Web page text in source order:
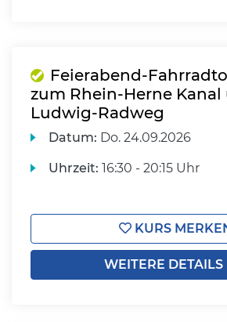
Feierabend-
zum Rhein-Herne
Ludwig-Radweg
Datum: Do. 24.09.2026
Uhrzeit: 16:30 - 20:15 Uhr
KURS
WEITERE DETAILS